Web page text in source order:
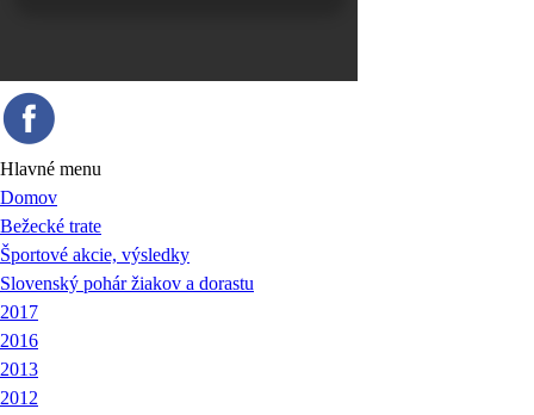
Hlavné menu
Domov
Bežecké trate
Športové akcie, výsledky
Slovenský pohár žiakov a dorastu
2017
2016
2013
2012